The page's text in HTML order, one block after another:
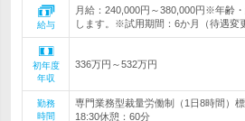
給与
月給：240,000円～380,000円※年齢
します。※試用期間：6か月（待遇変
初年度
年収
336万円～532万円
勤務
時間
専門業務型裁量労働制（1日8時間）
18:30休憩：60分